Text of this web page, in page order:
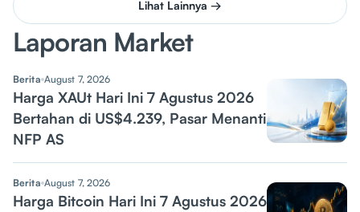
Lihat Lainnya →
Laporan Market
Berita August 7, 2026
Harga XAUt Hari Ini 7 Agustus 2026
Bertahan di US$4.239, Pasar Menanti
NFP AS
Berita August 7, 2026
Harga Bitcoin Hari Ini 7 Agustus 2026